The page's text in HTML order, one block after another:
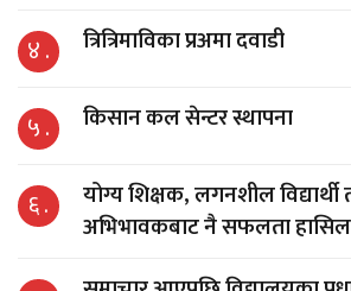
४ . त्रित्रिमाविका प्रअमा दवाडी
५ . किसान कल सेन्टर स्थापना
६ .
योग्य शिक्षक, लगनशील विद्यार्थी
अभिभावकबाट नै सफलता हासिल